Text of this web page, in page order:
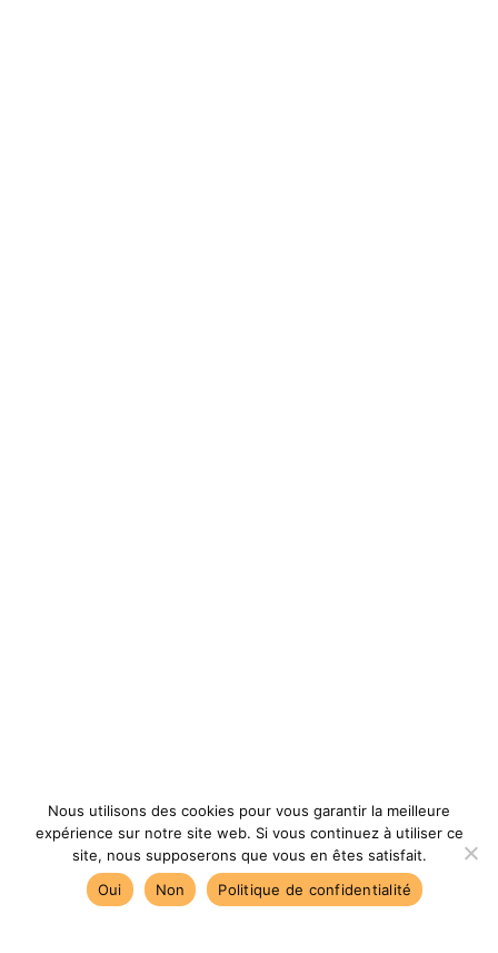
Nous utilisons des cookies pour vous garantir la meilleure
expérience sur notre site web. Si vous continuez à utiliser ce
site, nous supposerons que vous en êtes satisfait.
Oui
Non Politique de confidentialité